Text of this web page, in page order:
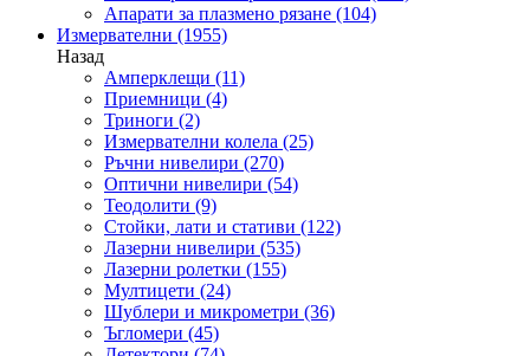
Апарати за плазмено рязане (104)
Измервателни (1955)
Назад
Амперклещи (11)
Приемници (4)
Триноги (2)
Измервателни колела (25)
Ръчни нивелири (270)
Оптични нивелири (54)
Теодолити (9)
Стойки, лати и стативи (122)
Лазерни нивелири (535)
Лазерни ролетки (155)
Мултицети (24)
Шублери и микрометри (36)
Ъгломери (45)